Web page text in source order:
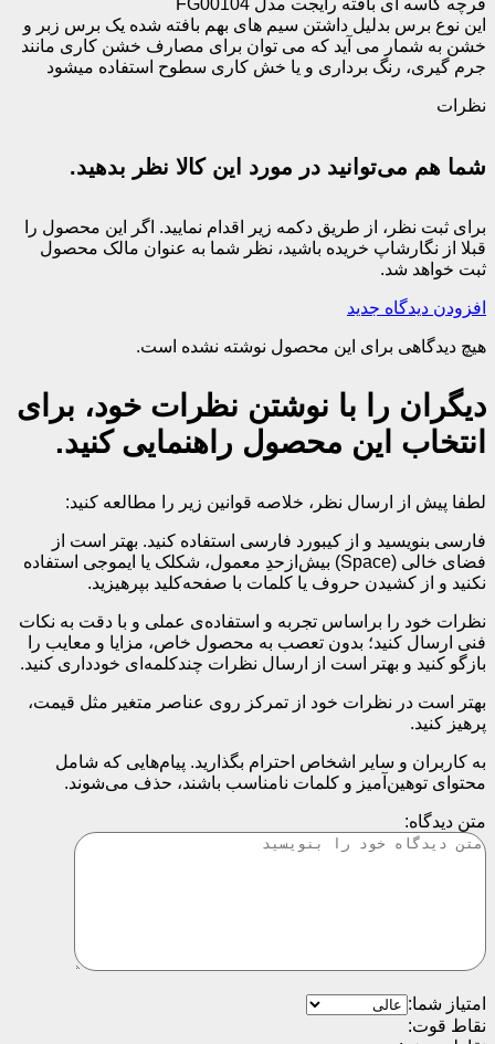
فرچه کاسه ای بافته رایجت مدل FG00104
این نوع برس بدلیل داشتن سیم های بهم بافته شده یک برس زبر و
خشن به شمار می آید که می توان برای مصارف خشن کاری مانند
جرم گیری، رنگ برداری و یا خش کاری سطوح استفاده میشود
نظرات
شما هم می‌توانید در مورد این کالا نظر بدهید.
برای ثبت نظر، از طریق دکمه زیر اقدام نمایید. اگر این محصول را
قبلا از نگارشاپ خریده باشید، نظر شما به عنوان مالک محصول
ثبت خواهد شد.
افزودن دیدگاه جدید
هیچ دیدگاهی برای این محصول نوشته نشده است.
دیگران را با نوشتن نظرات خود، برای
انتخاب این محصول راهنمایی کنید.
لطفا پیش از ارسال نظر، خلاصه قوانین زیر را مطالعه کنید:
فارسی بنویسید و از کیبورد فارسی استفاده کنید. بهتر است از
فضای خالی (Space) بیش‌از‌حدِ معمول، شکلک یا ایموجی استفاده
نکنید و از کشیدن حروف یا کلمات با صفحه‌کلید بپرهیزید.
نظرات خود را براساس تجربه و استفاده‌ی عملی و با دقت به نکات
فنی ارسال کنید؛ بدون تعصب به محصول خاص، مزایا و معایب را
بازگو کنید و بهتر است از ارسال نظرات چندکلمه‌‌ای خودداری کنید.
بهتر است در نظرات خود از تمرکز روی عناصر متغیر مثل قیمت،
پرهیز کنید.
به کاربران و سایر اشخاص احترام بگذارید. پیام‌هایی که شامل
محتوای توهین‌آمیز و کلمات نامناسب باشند، حذف می‌شوند.
متن دیدگاه:
امتیاز شما:
نقاط قوت: